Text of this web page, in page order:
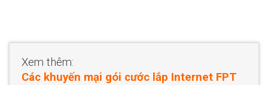
Xem thêm:
Các khuyến mại gói cước lắp Internet FPT